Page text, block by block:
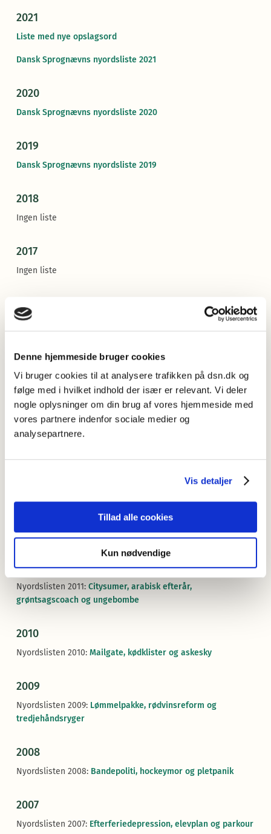
Denne hjemmeside bruger cookies
Vi bruger cookies til at analysere trafikken på dsn.dk og
følge med i hvilket indhold der især er relevant. Vi deler
nogle oplysninger om din brug af vores hjemmeside med
vores partnere indenfor sociale medier og
analysepartnere.
Vis detaljer
Tillad alle cookies
Kun nødvendige
2021
Liste med nye opslagsord
Dansk Sprognævns nyordsliste 2021
2020
Dansk Sprognævns nyordsliste 2020
2019
Dansk Sprognævns nyordsliste 2019
2018
Ingen liste
2017
Ingen liste
2016
Nyordslisten 2016: Smykkelov, trumpisme og gyllegate
2015
Nyordslisten 2015: Dadbod, pantholder og sengepraktik
2014
Nyordslisten 2014:
2013
Bededame, kønskrans og selfie
Nyordslisten 2012: Ingen liste
2011
Nyordslisten 2011: Citysumer, arabisk efterår,
grøntsagscoach og ungebombe
2010
Nyordslisten 2010: Mailgate, kødklister og askesky
2009
Nyordslisten 2009: Lømmelpakke, rødvinsreform og
tredjehåndsryger
2008
Nyordslisten 2008: Bandepoliti, hockeymor og pletpanik
2007
Nyordslisten 2007:Efterferiedepression, elevplan og parkour